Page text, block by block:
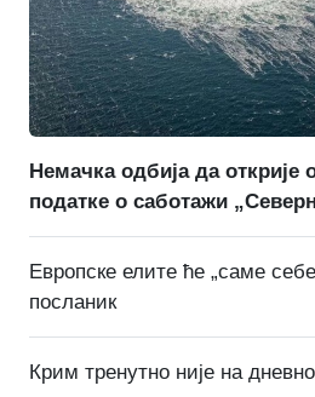
Немачка одбија да открије
податке о саботажи
Европске елите ће „саме
посланик
Крим тренутно није на